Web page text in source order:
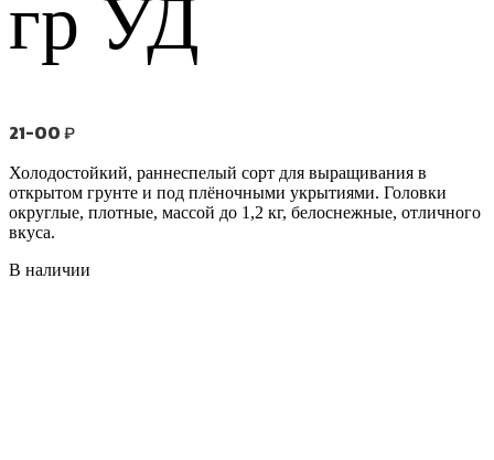
гр УД
21-00₽
Холодостойкий, раннеспелый сорт для выращивания в
открытом грунте и под плёночными укрытиями. Головки
округлые, плотные, массой до 1,2 кг, белоснежные, отличного
вкуса.
В наличии